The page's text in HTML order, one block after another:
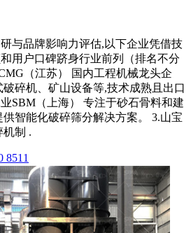
与品牌影响力评估,以下企业凭借技
用户口碑跻身行业前列（排名不分
（江苏） 国内工程机械龙头企
碎机、矿山设备等,技术成熟且出口
SBM（上海） 专注于砂石骨料和建
智能化破碎筛分解决方案。 3.山宝
机制 .
8511